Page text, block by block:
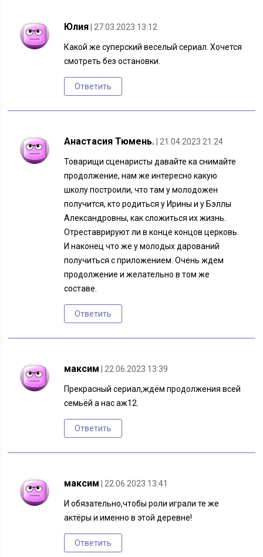
Юлия | 27.03.2023 13:12
Какой же суперский веселый сериал. Хочется
смотреть без остановки.
Ответить
Анастасия Тюмень. | 21.04.2023 21:24
Товарищи сценаристы давайте ка снимайте
продолжение, нам же интересно какую
школу построили, что там у молодожен
получится, кто родиться у Ирины и у Бэллы
Александровны, как сложиться их жизнь.
Отреставрируют ли в конце концов церковь.
И наконец что же у молодых дарований
получиться с приложением. Очень ждем
продолжение и желательно в том же
составе.
Ответить
максим | 22.06.2023 13:39
Прекрасный сериал,ждём продолжения всей
семьёй а нас аж12.
Ответить
максим | 22.06.2023 13:41
И обязательно,чтобы роли играли те же
актёры и именно в этой деревне!
Ответить